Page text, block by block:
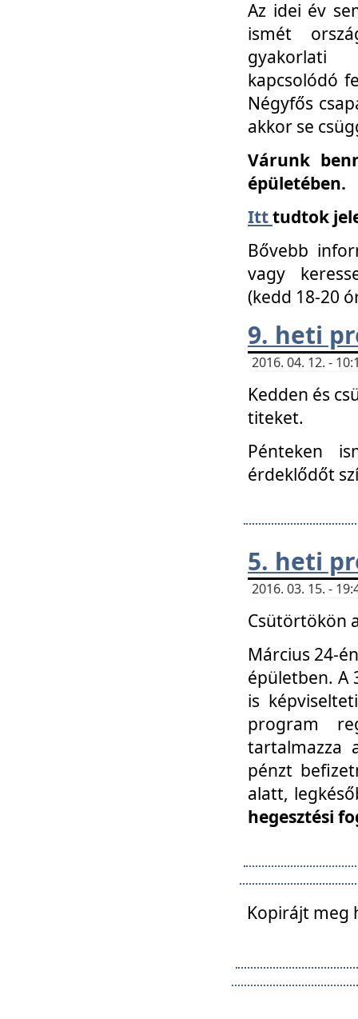
Az idei év
ismét
gyakorlati
kapcsolódó
Négyfős
akkor se
Várunk
épületében.
Itttudtok
Bővebb
vagy
(kedd 18-20
9. heti
2016. 04. 12. -
Kedden és
titeket.
Pénteken
érdeklődőt
5. heti
2016. 03. 15. -
Csütörtökön
Március 24-
épületben. A
is
program
tartalmazza
pénzt
alatt,
hegesztési
Kopirájt meg